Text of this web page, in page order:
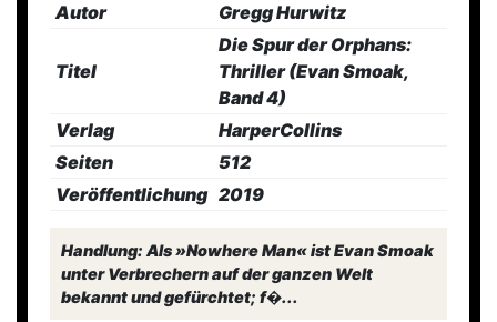
Autor
Gregg Hurwitz
Titel
Die Spur der Orphans:
Thriller (Evan Smoak,
Band 4)
Verlag
HarperCollins
Seiten
512
Veröffentlichung 2019
Handlung: Als »Nowhere Man« ist Evan Smoak
unter Verbrechern auf der ganzen Welt
bekannt und gefürchtet; f�...